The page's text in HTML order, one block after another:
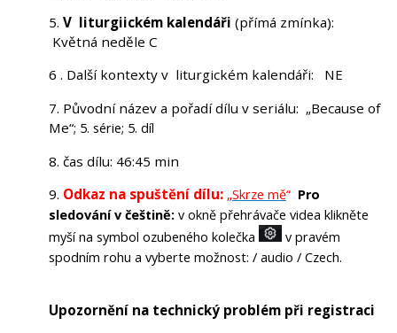
5. V liturgiickém kalendáři (přímá zmínka):
Květná neděle C
6 . Další kontexty v liturgickém kalendáři: NE
7. Původní název a pořadí dílu v seriálu: „Because of
Me“; 5. série; 5. díl
8. čas dílu: 46:45 min
9. Odkaz na spuštění dílu: „Skrze mě“ Pro
sledování v češtině: v okně přehrávače videa klikněte
myší na symbol ozubeného kolečka
v pravém
spodním rohu a vyberte možnost: / audio / Czech.
Upozornění na technický problém při registraci